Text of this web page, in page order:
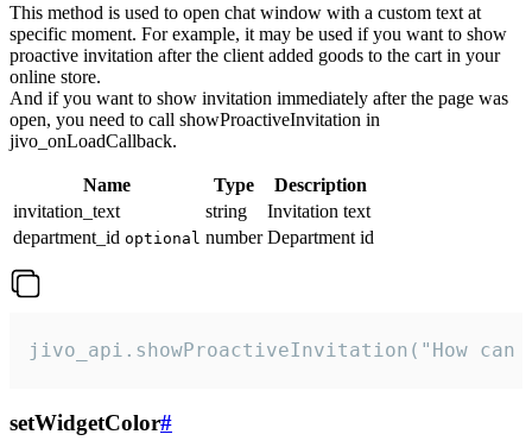
This method is used to open chat window with a custom text at
specific moment. For example, it may be used if you want to show
proactive invitation after the client added goods to the cart in your
online store.
And if you want to show invitation immediately after the page was
open, you need to call showProactiveInvitation in
jivo_onLoadCallback.
Name Type
Description
invitation_text
string
Invitation text
department_id optional number Department id
jivo_api.showProactiveInvitation("How
setWidgetColor#